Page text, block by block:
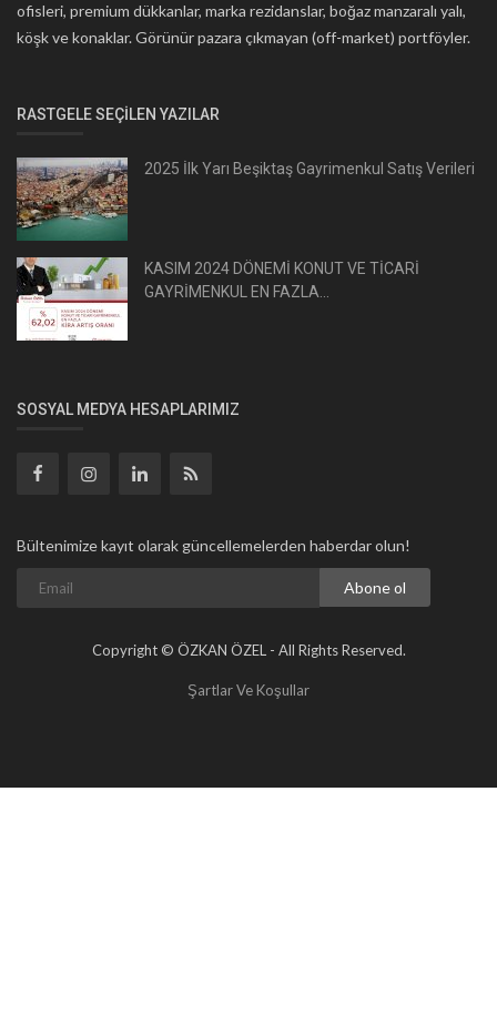
ofisleri, premium dükkanlar, marka rezidanslar, boğaz manzaralı yalı,
köşk ve konaklar. Görünür pazara çıkmayan (off-market) portföyler.
RASTGELE SEÇILEN YAZILAR
2025 İlk Yarı Beşiktaş Gayrimenkul Satış Verileri
KASIM 2024 DÖNEMİ KONUT VE TİCARİ
GAYRİMENKUL EN FAZLA...
SOSYAL MEDYA HESAPLARIMIZ
Bültenimize kayıt olarak güncellemelerden haberdar olun!
Abone ol
Copyright © ÖZKAN ÖZEL - All Rights Reserved.
Şartlar Ve Koşullar